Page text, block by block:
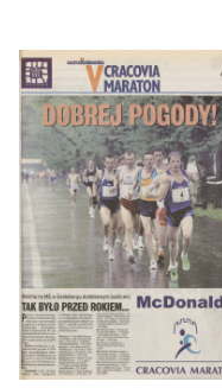
GAZETY
KRAKOWSKIEJ".
2008, [NR 103]
(2/3/4 V).